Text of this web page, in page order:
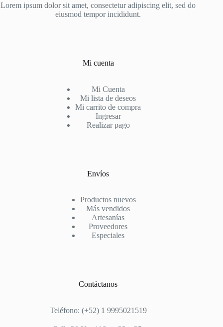
Lorem ipsum dolor sit amet, consectetur adipiscing elit, sed do
eiusmod tempor incididunt.
Mi cuenta
Mi Cuenta
Mi lista de deseos
Mi carrito de compra
Ingresar
Realizar pago
Envíos
Productos nuevos
Más vendidos
Artesanías
Proveedores
Especiales
Contáctanos
Teléfono: (+52) 1 9995021519